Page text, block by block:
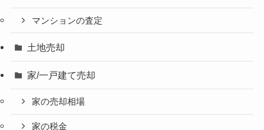
マンションの査定
土地売却
家/一戸建て売却
家の売却相場
家の税金